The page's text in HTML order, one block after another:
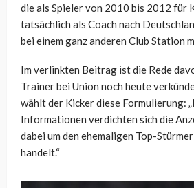
die als Spieler von 2010 bis 2012 für
tatsächlich als Coach nach
bei einem ganz anderen Club Station
Im verlinkten Beitrag ist die Rede
Trainer bei Union noch heute
wählt der Kicker diese Formulierung:
Informationen verdichten sich die
dabei um den ehemaligen Top-
handelt.“